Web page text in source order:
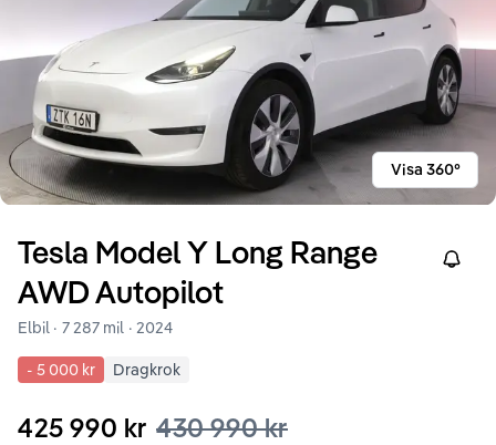
Visa 360°
Tesla Model Y Long Range
AWD Autopilot
Right
Elbil · 7 287 mil · 2024
- 5 000 kr Dragkrok
425 990 kr 430 990 kr